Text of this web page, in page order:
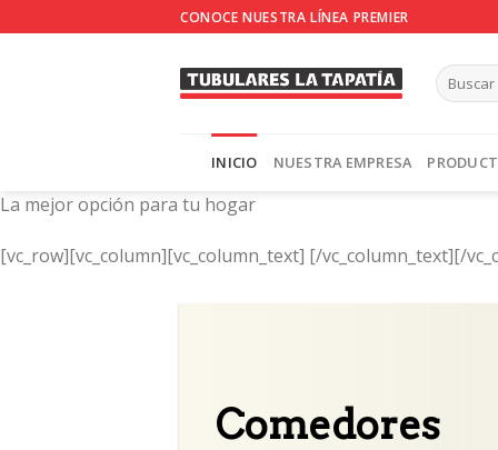
to
CONOCE NUESTRA LÍNEA PREMIER
INICIO NUESTRA EMPRESA
La mejor opción para tu hogar
[vc_row][vc_column][vc_column_text] [/vc_column_text][/
Comedores